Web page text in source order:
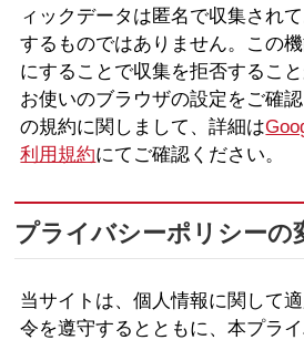
ィックデータは匿名で収集され
するものではありません。この
にすることで収集を拒否すること
お使いのブラウザの設定をご確
の規約に関しまして、詳細は
利用規約にてご確認ください。
プライバシーポリシーの
当サイトは、個人情報に関して
令を遵守するとともに、本プラ